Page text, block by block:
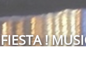
FIESTA !